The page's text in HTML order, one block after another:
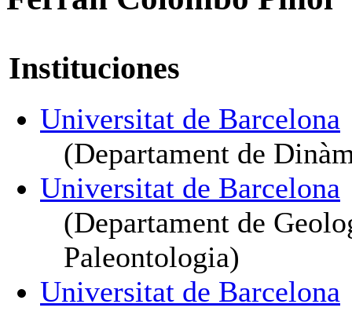
Instituciones
Universitat de Barcelona
(Departament de
Universitat de Barcelona
(Departament de
Paleontologia)
Universitat de Barcelona